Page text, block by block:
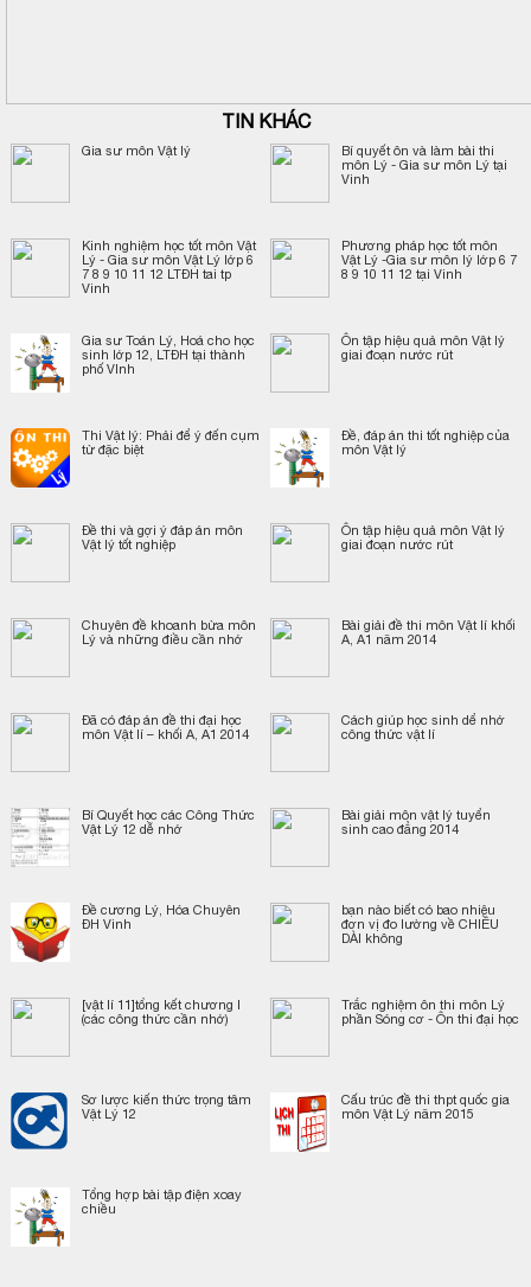
TIN KHÁC
Gia sư môn Vật lý
Bí quyết ôn và làm bài thi
môn Lý - Gia sư môn Lý tại
Vinh
Kinh nghiệm học tốt môn Vật
Lý - Gia sư môn Vật Lý lớp 6
7 8 9 10 11 12 LTĐH tai tp
Vinh
Phương pháp học tốt môn
Vật Lý -Gia sư môn lý lớp 6 7
8 9 10 11 12 tại Vinh
Gia sư Toán Lý, Hoá cho học
sinh lớp 12, LTĐH tại thành
phố VInh
Ôn tập hiệu quả môn Vật lý
giai đoạn nước rút
Thi Vật lý: Phải để ý đến cụm
từ đặc biệt
Đề, đáp án thi tốt nghiệp của
môn Vật lý
Đề thi và gợi ý đáp án môn
Vật lý tốt nghiệp
Ôn tập hiệu quả môn Vật lý
giai đoạn nước rút
Chuyên đề khoanh bừa môn
Lý và những điều cần nhớ
Bài giải đề thi môn Vật lí khối
A, A1 năm 2014
Đã có đáp án đề thi đại học
môn Vật lí – khối A, A1 2014
Cách giúp học sinh dể nhớ
công thức vật lí
Bí Quyết học các Công Thức
Vật Lý 12 dễ nhớ
Bài giải môn vật lý tuyển
sinh cao đẳng 2014
Đề cương Lý, Hóa Chuyên
ĐH Vinh
bạn nào biết có bao nhiêu
đơn vị đo lường về CHIỀU
DÀI không
[vật lí 11]tổng kết chương I
(các công thức cần nhớ)
Trắc nghiệm ôn thi môn Lý
phần Sóng cơ - Ôn thi đại học
Sơ lược kiến thức trọng tâm
Vật Lý 12
Cấu trúc đề thi thpt quốc gia
môn Vật Lý năm 2015
Tổng hợp bài tập điện xoay
chiều